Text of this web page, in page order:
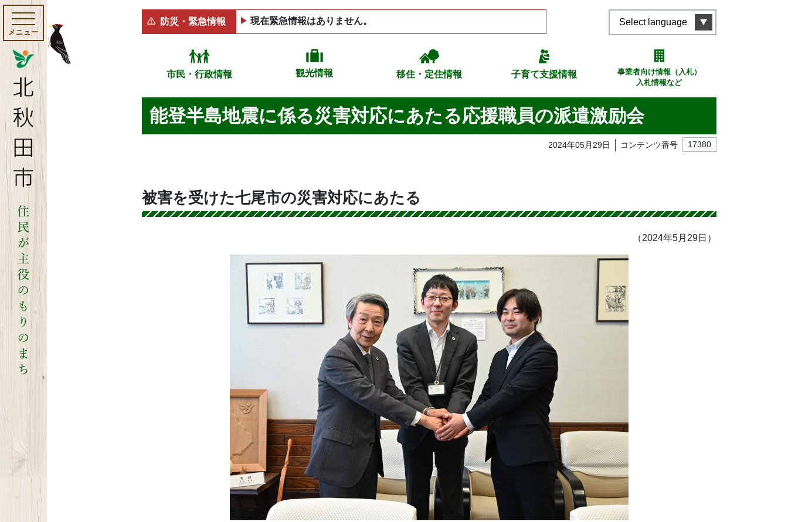
メニュー
防災・緊急情報 現在緊急情報はありません。 Select language
市民・行政情報 観光情報 移住・定住情報 子育て支援情報
事業者向け情報（入札）
入札情報など
能登半島地震に係る災害対応にあたる応援職員の派遣激励会
2024年05月29日 コンテンツ番号 17380
被害を受けた七尾市の災害対応にあたる
（2024年5月29日）